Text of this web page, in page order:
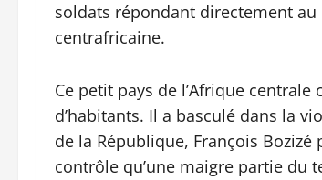
soldats répondant directement
centrafricaine.
Ce petit pays de l’Afrique
d’habitants. Il a basculé dans la
de la République, François
contrôle qu’une maigre partie du